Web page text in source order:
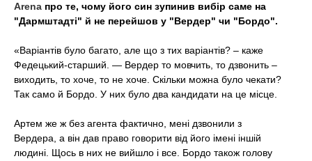
Arena про те, чому його син зупинив вибір саме на
"Дармштадті" й не перейшов у "Вердер" чи "Бордо".
«Варіантів було багато, але що з тих варіантів? – каже
Федецький-старший. — Вердер то мовчить, то дзвонить –
виходить, то хоче, то не хоче. Скільки можна було чекати?
Так само й Бордо. У них було два кандидати на це місце.
Артем же ж без агента фактично, мені дзвонили з
Вердера, а він дав право говорити від його імені іншій
людині. Щось в них не вийшло і все. Бордо також голову